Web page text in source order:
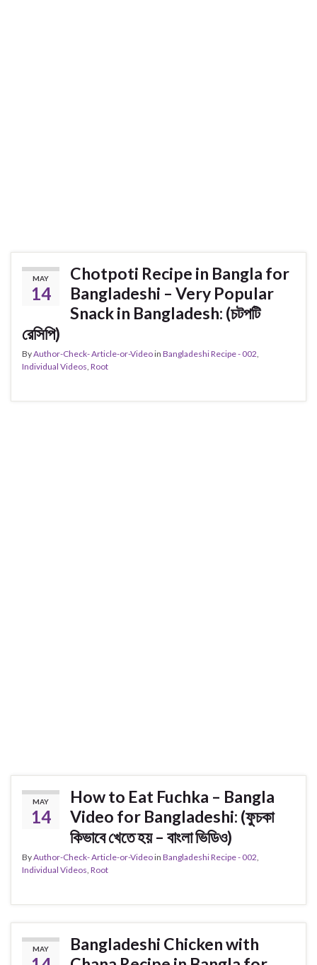
MAY
14
Chotpoti Recipe in Bangla for
Bangladeshi – Very Popular
Snack in Bangladesh: (চটপটি
রেসিপি)
ByAuthor-Check- Article-or-Videoin Bangladeshi Recipe - 002
Individual Videos Root
MAY
14
How to Eat Fuchka – Bangla
Video for Bangladeshi: (ফুচকা
কিভাবে খেতে হয় – বাংলা ভিডিও)
ByAuthor-Check- Article-or-Videoin Bangladeshi Recipe - 002
Individual Videos Root
MAY
Bangladeshi Chicken with